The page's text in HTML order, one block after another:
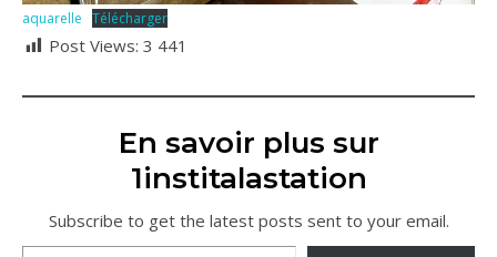
aquarelle Télécharger
Post Views: 3 441
En savoir plus sur
1institalastation
Subscribe to get the latest posts sent to your email.
Saisissez votre adresse e-mail…